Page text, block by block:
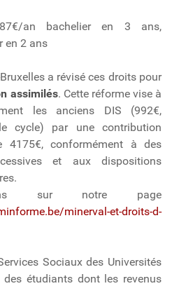
an bachelier en 3 ans,
en 2 ans
a révisé ces droits pour
assimilés. Cette réforme vise à
les anciens DIS (992€,
cycle) par une contribution
4175€, conformément à des
et aux dispositions
sur notre page
minerval-et-droits-d-
Sociaux des Universités
des étudiants dont les revenus